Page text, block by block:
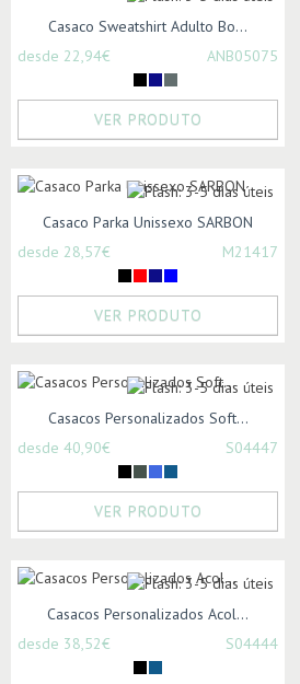
Casaco Sweatshirt Adulto Bo...
desde 22,94€
ANB05075
VER PRODUTO
Casaco Parka Unissexo SARBON
desde 28,57€
M21417
VER PRODUTO
Casacos Personalizados Soft...
desde 40,90€
S04447
VER PRODUTO
Casacos Personalizados Acol...
desde 38,52€
S04444